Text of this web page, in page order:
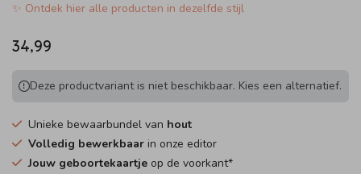
✨ Ontdek hier alle producten in dezelfde stijl
34,99
Deze productvariant is niet beschikbaar. Kies een alternatief.
Unieke bewaarbundel van hout
Volledig bewerkbaar in onze editor
Jouw geboortekaartje op de voorkant*